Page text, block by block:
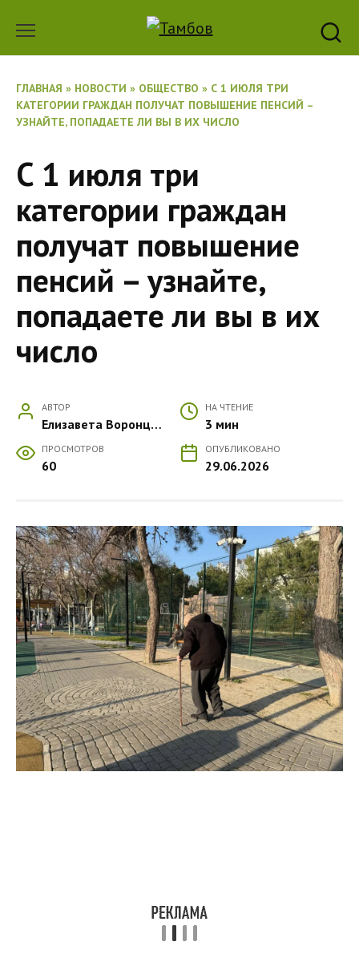
содержанию
ГЛАВНАЯ » НОВОСТИ » ОБЩЕСТВО » С 1 ИЮЛЯ ТРИ
КАТЕГОРИИ ГРАЖДАН ПОЛУЧАТ ПОВЫШЕНИЕ ПЕНСИЙ –
УЗНАЙТЕ, ПОПАДАЕТЕ ЛИ ВЫ В ИХ ЧИСЛО
С 1 июля три
категории граждан
получат повышение
пенсий – узнайте,
попадаете ли вы в их
число
АВТОР
Елизавета Воронцова
НА ЧТЕНИЕ
3 мин
ПРОСМОТРОВ
60
ОПУБЛИКОВАНО
29.06.2026